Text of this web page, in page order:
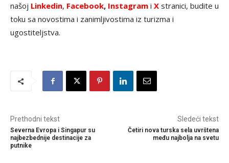
našoj Linkedin, Facebook, Instagram i X stranici, budite u
toku sa novostima i zanimljivostima iz turizma i
ugostiteljstva.
Prethodni tekst
Severna Evropa i Singapur su
najbezbednije destinacije za
putnike
Sledeći tekst
Četiri nova turska sela uvrštena
među najbolja na svetu